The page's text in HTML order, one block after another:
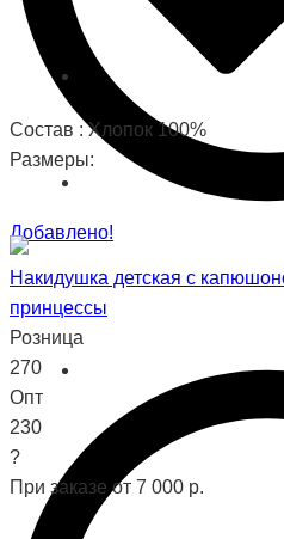
Добавлено!
Состав : Хлопок 100%
Размеры:
Накидушка детская с
принцеcсы
Розница
270
Опт
230
?
При заказе от 7 000 р.